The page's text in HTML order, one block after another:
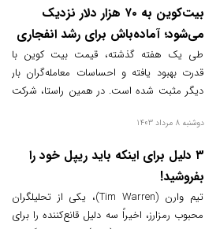
بیت‌کوین به ۷۰ هزار دلار نزدیک
می‌شود؛ آماده‌باش برای رشد انفجاری
۴ آلت‌کوین!
طی یک هفته گذشته، قیمت بیت کوین با
قدرت بهبود یافته و احساسات معامله‌گران بار
دیگر مثبت شده است. در همین راستا، شرکت
اعلام کرد که نسبت نظرات مثبت به منفی در
به بالاترین سطح خود از مارس ۲۰۲۳ رسیده
است.
دوشنبه 8 مرداد 1403
۳ دلیل برای اینکه باید ریپل خود را
بفروشید!
تیم وارن (Tim Warren)، یکی از تحلیلگران
محبوب رمزارز، اخیراً سه دلیل قانع‌کننده را برای